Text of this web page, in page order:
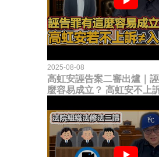
2025-08-08
高虹安誣告案二審出爐｜
麼容易成立？ 高虹安不上